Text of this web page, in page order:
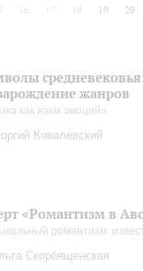
16 17 18 19 20
жанров
как язык эмоций»
Ковалевский
«Романтизм в
романтизм:
Скорбященская